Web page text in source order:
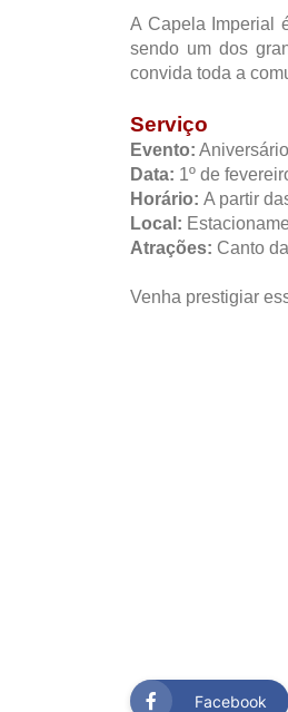
A Capela Imperial
sendo um dos
convida toda a
Serviço
Evento:
Data: 1º de
Horário: A partir
Local:
Atrações: Canto
Venha prestigiar
Facebook